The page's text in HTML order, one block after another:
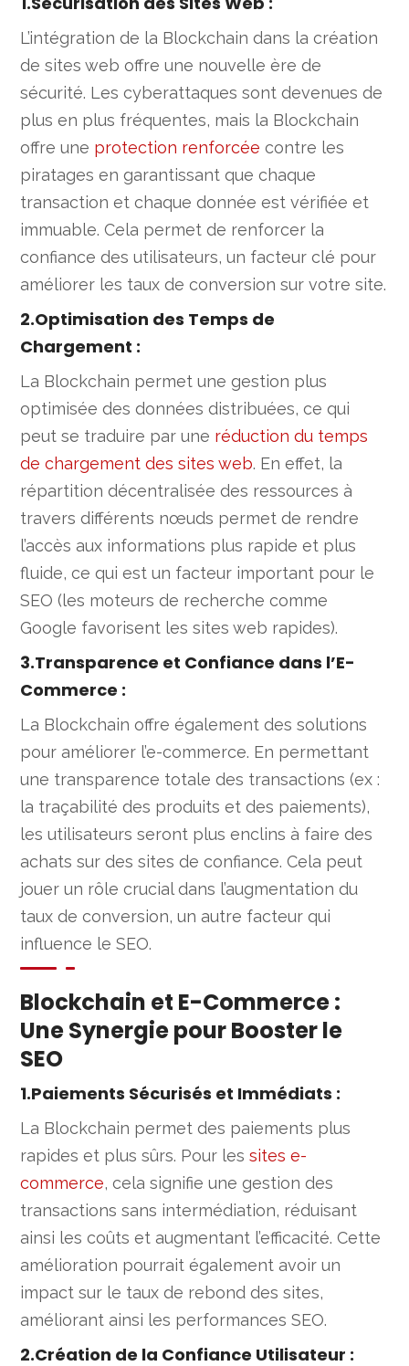
L’intégration de la Blockchain dans la création
de sites web offre une nouvelle ère de
sécurité. Les cyberattaques sont devenues de
plus en plus fréquentes, mais la Blockchain
offre une protection renforcée contre les
piratages en garantissant que chaque
transaction et chaque donnée est vérifiée et
immuable. Cela permet de renforcer la
confiance des utilisateurs, un facteur clé pour
améliorer les taux de conversion sur votre site.
2.Optimisation des Temps de
Chargement :
La Blockchain permet une gestion plus
optimisée des données distribuées, ce qui
peut se traduire par une réduction du temps
de chargement des sites web. En effet, la
répartition décentralisée des ressources à
travers différents nœuds permet de rendre
l’accès aux informations plus rapide et plus
fluide, ce qui est un facteur important pour le
SEO (les moteurs de recherche comme
Google favorisent les sites web rapides).
3.Transparence et Confiance dans l’E-
Commerce :
La Blockchain offre également des solutions
pour améliorer l’e-commerce. En permettant
une transparence totale des transactions (ex :
la traçabilité des produits et des paiements),
les utilisateurs seront plus enclins à faire des
achats sur des sites de confiance. Cela peut
jouer un rôle crucial dans l’augmentation du
taux de conversion, un autre facteur qui
influence le SEO.
Blockchain et E-Commerce :
Une Synergie pour Booster le
SEO
1.Paiements Sécurisés et Immédiats :
La Blockchain permet des paiements plus
rapides et plus sûrs. Pour les sites e-
commerce, cela signifie une gestion des
transactions sans intermédiation, réduisant
ainsi les coûts et augmentant l’efficacité. Cette
amélioration pourrait également avoir un
impact sur le taux de rebond des sites,
améliorant ainsi les performances SEO.
2.Création de la Confiance Utilisateur :